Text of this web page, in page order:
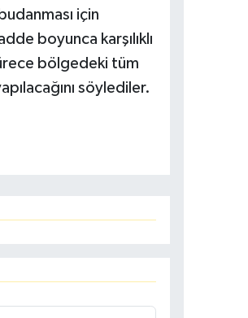
için
boyunca karşılıklı
bölgedeki tüm
söylediler.